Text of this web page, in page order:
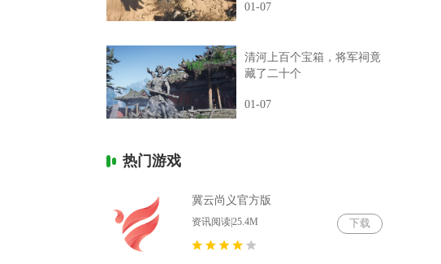
01-07
清河上百个宝箱，将军祠竟
藏了二十个
01-07
热门游戏
冀云尚义官方版
资讯阅读|25.4M 下载